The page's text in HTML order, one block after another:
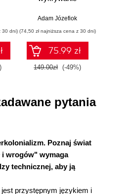
zdrowiem, z pamięcią,
- źródło frustracji i
i konsekwencje jej
73
teleinformatycznych -
w sieci 75
30 dni)
Adam Józefiok
(74,50 zł najniższa cena z 30 dni)
75.99 zł
149.00zł (-49%)
pytania
Poznaj świat
i wrogów" wymaga
technicznej, aby ją
przystępnym językiem i